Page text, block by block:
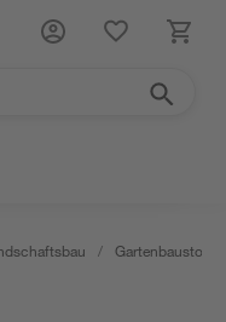
/ Gartenbaustoffe